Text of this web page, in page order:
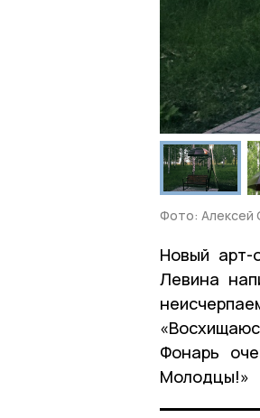
Фото: Алексей
Новый арт-
Левина
Фонарь
Молодцы!»